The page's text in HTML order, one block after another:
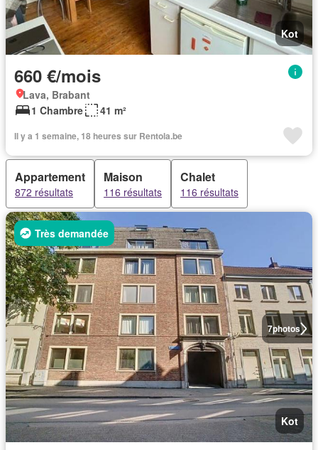
Kot
660 €/mois
Lava, Brabant
1 Chambre
41 m²
Il y a 1 semaine, 18 heures sur Rentola.be
Appartement
872 résultats
Maison
116 résultats
Chalet
116 résultats
7photos
Très demandée
Kot